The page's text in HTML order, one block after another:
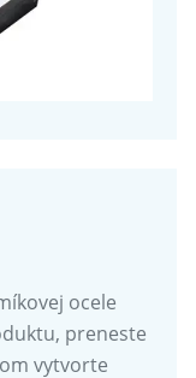
ocele
preneste
vytvorte